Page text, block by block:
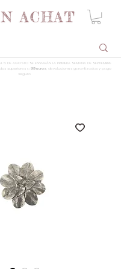
5 DE AGOSTO SE ENVIARÁN LA PRIMERA SEMANA DE SEPTIEMBRE
superiores a 99 euros , devoluciones garantizadas y pago
seguro